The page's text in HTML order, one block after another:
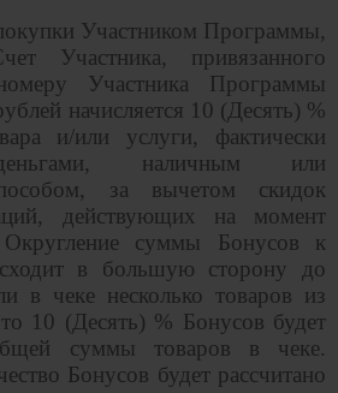
Участником Программы,
Участника, привязанного
Участника Программы
начисляется 10 (Десять) %
и/или услуги, фактически
наличным или
за вычетом скидок
действующих на момент
Округление суммы Бонусов к
в большую сторону до
в чеке несколько товаров из
10 (Десять) % Бонусов будет
суммы товаров в чеке.
Бонусов будет рассчитано